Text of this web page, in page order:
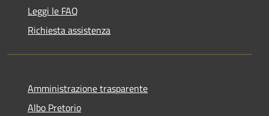
Leggi le FAQ
Richiesta assistenza
Amministrazione trasparente
Albo Pretorio